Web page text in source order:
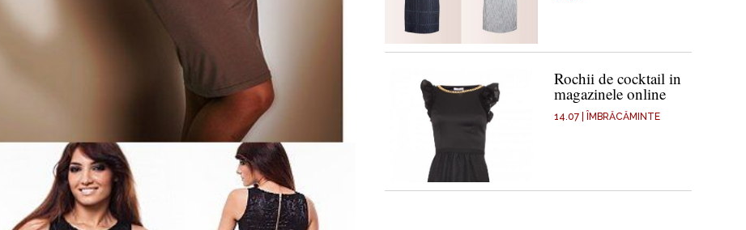
Rochii de cocktail in
magazinele online
14.07 ÎMBRĂCĂMINTE